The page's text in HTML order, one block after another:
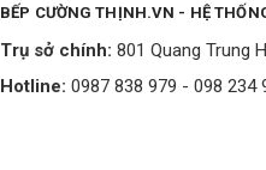
BẾP CƯỜNG THỊNH.VN - HỆ
Trụ sở chính: 801 Quang Trung
Hotline: 0987 838 979 - 098 234